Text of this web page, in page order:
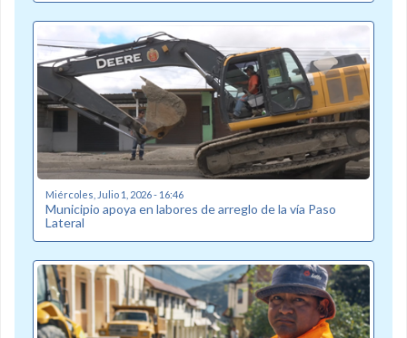
Miércoles, Julio 1, 2026 - 16:46
Municipio apoya en labores de arreglo de la vía Paso
Lateral